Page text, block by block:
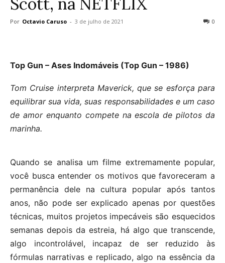
Por Octavio Caruso - 3 de julho de 2021 0
Top Gun – Ases Indomáveis (Top Gun – 1986)
Tom Cruise interpreta Maverick, que se esforça para
equilibrar sua vida, suas responsabilidades e um caso
de amor enquanto compete na escola de pilotos da
marinha.
Quando se analisa um filme extremamente popular,
você busca entender os motivos que favoreceram a
permanência dele na cultura popular após tantos
anos, não pode ser explicado apenas por questões
técnicas, muitos projetos impecáveis são esquecidos
semanas depois da estreia, há algo que transcende,
algo incontrolável, incapaz de ser reduzido às
fórmulas narrativas e replicado, algo na essência da